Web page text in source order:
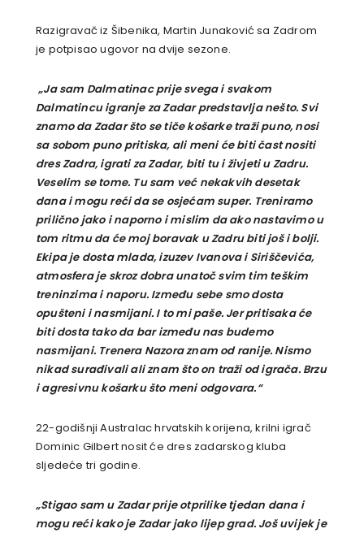
Razigravač iz Šibenika, Martin Junaković sa Zadrom
je potpisao ugovor na dvije sezone.
„Ja sam Dalmatinac prije svega i svakom
Dalmatincu igranje za Zadar predstavlja nešto. Svi
znamo da Zadar što se tiče košarke traži puno, nosi
sa sobom puno pritiska, ali meni će biti čast nositi
dres Zadra, igrati za Zadar, biti tu i živjeti u Zadru.
Veselim se tome. Tu sam već nekakvih desetak
dana i mogu reći da se osjećam super. Treniramo
prilično jako i naporno i mislim da ako nastavimo u
tom ritmu da će moj boravak u Zadru biti još i bolji.
Ekipa je dosta mlada, izuzev Ivanova i Siriščevića,
atmosfera je skroz dobra unatoč svim tim teškim
treninzima i naporu. Između sebe smo dosta
opušteni i nasmijani. I to mi paše. Jer pritisaka će
biti dosta tako da bar između nas budemo
nasmijani. Trenera Nazora znam od ranije. Nismo
nikad surađivali ali znam što on traži od igrača. Brzu
i agresivnu košarku što meni odgovara.“
22-godišnji Australac hrvatskih korijena, krilni igrač
Dominic Gilbert nosit će dres zadarskog kluba
sljedeće tri godine.
„Stigao sam u Zadar prije otprilike tjedan dana i
mogu reći kako je Zadar jako lijep grad. Još uvijek je